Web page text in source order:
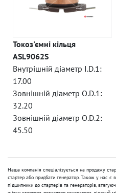
Токоз'ємні кільця
ASL9062S
Внутрішній діаметр I.D.1:
17.00
Зовнішній діаметр O.D.1:
32.20
Зовнішній діаметр O.D.2:
45.50
Наша компанія спеціалізується на продажу
стартер або придбати генератор. Також у нас є
підшипники до стартерів та генераторів,